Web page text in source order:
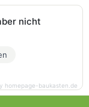
nicht
homepage-baukasten.de